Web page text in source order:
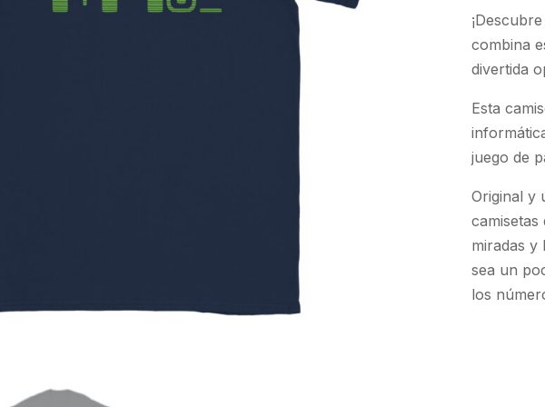
combina
divertida
Esta
juego de
Original y
miradas y
sea un
los